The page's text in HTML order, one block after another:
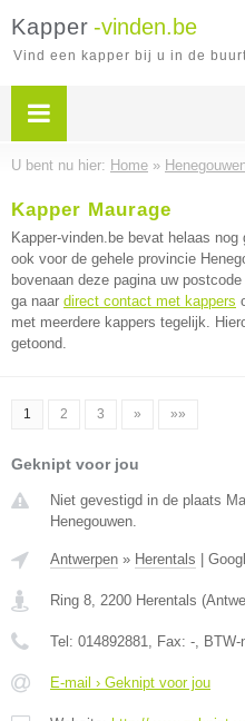
Kapper -vinden.be
Vind een kapper bij u in de
U bent nu hier: Home »
Kapper Maurage
Kapper-vinden.be bevat helaas nog
ook voor de gehele provincie
bovenaan deze pagina uw
ga naar direct contact met kappers
met meerdere kappers tegelijk.
getoond.
1 2 3 » »»
Geknipt voor jou
Niet gevestigd in de plaats
Henegouwen.
Antwerpen » Herentals
Ring 8, 2200 Herentals (
Tel: 014892881, Fax: -, BTW-
E-mail › Geknipt voor jou